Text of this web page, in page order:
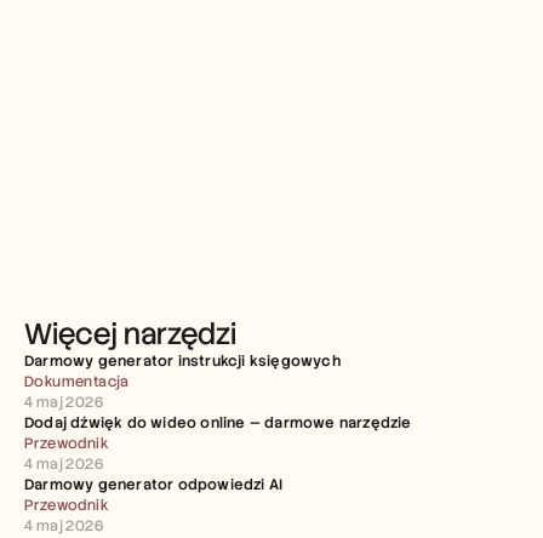
Więcej narzędzi
Darmowy generator instrukcji księgowych
Dokumentacja
4 maj 2026
Dodaj dźwięk do wideo online — darmowe narzędzie
Przewodnik
4 maj 2026
Darmowy generator odpowiedzi AI
Przewodnik
4 maj 2026